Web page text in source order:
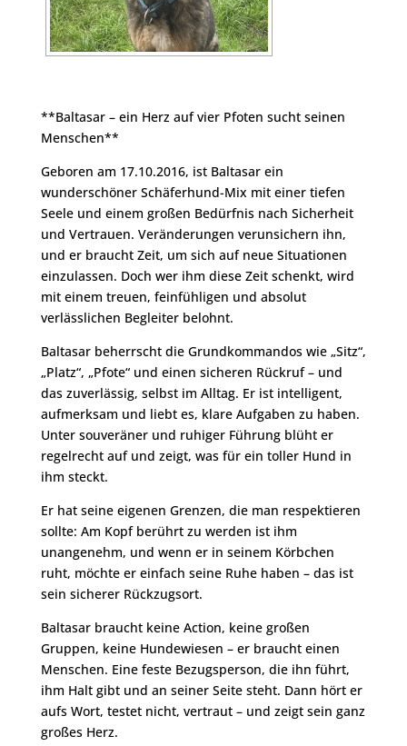
**Baltasar – ein Herz auf vier Pfoten sucht seinen
Menschen**
Geboren am 17.10.2016, ist Baltasar ein
wunderschöner Schäferhund-Mix mit einer tiefen
Seele und einem großen Bedürfnis nach Sicherheit
und Vertrauen. Veränderungen verunsichern ihn,
und er braucht Zeit, um sich auf neue Situationen
einzulassen. Doch wer ihm diese Zeit schenkt, wird
mit einem treuen, feinfühligen und absolut
verlässlichen Begleiter belohnt.
Baltasar beherrscht die Grundkommandos wie „Sitz“,
„Platz“, „Pfote“ und einen sicheren Rückruf – und
das zuverlässig, selbst im Alltag. Er ist intelligent,
aufmerksam und liebt es, klare Aufgaben zu haben.
Unter souveräner und ruhiger Führung blüht er
regelrecht auf und zeigt, was für ein toller Hund in
ihm steckt.
Er hat seine eigenen Grenzen, die man respektieren
sollte: Am Kopf berührt zu werden ist ihm
unangenehm, und wenn er in seinem Körbchen
ruht, möchte er einfach seine Ruhe haben – das ist
sein sicherer Rückzugsort.
Baltasar braucht keine Action, keine großen
Gruppen, keine Hundewiesen – er braucht einen
Menschen. Eine feste Bezugsperson, die ihn führt,
ihm Halt gibt und an seiner Seite steht. Dann hört er
aufs Wort, testet nicht, vertraut – und zeigt sein ganz
großes Herz.